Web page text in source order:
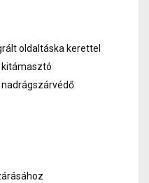
oldaltáska kerettel
kitámasztó
nadrágszárvédő